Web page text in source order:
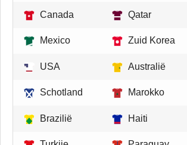
Canada Qatar
Mexico Zuid Korea
USA Australië
Schotland Marokko
Brazilië Haiti